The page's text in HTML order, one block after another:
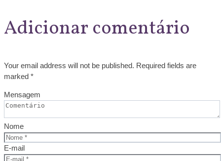
Adicionar comentário
Your email address will not be published. Required fields are
marked *
Mensagem
Nome
E-mail